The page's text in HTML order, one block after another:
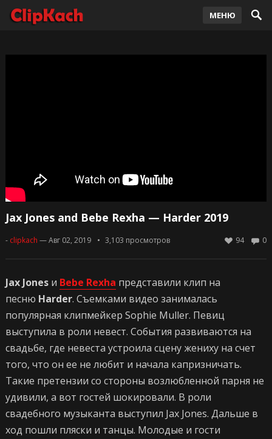
МЕНЮ
Jax Jones and Bebe Rexha — Harder 2019
- clipkach — Авг 02, 2019 3,103 просмотров 0
94
Jax Jonesи Bebe Rexha представили клип на
песню Harder. Съемками видео занималась
популярная клипмейкер Sophie Muller. Певиц
выступила в роли невест. События развиваются на
свадьбе, где невеста устроила сцену жениху на счет
того, что он ее не любит и начала капризничать.
Такие претензии со стороны возлюбленной парня не
удивили, а вот гостей шокировали. В роли
свадебного музыканта выступил Jax Jones. Дальше в
ход пошли пляски и танцы. Молодые и гости